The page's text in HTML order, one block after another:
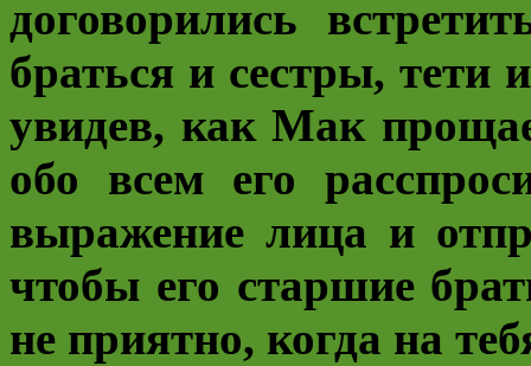
договорились
браться и сестры, тети
увидев, как Мак
обо всем его
выражение лица и
чтобы его старшие
не приятно, когда на